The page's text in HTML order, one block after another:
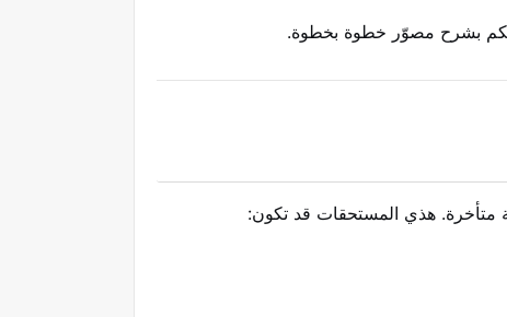
لكم بشرح مصوّر خطوة بخطوة.
متأخرة. هذي المستحقات قد تكون: